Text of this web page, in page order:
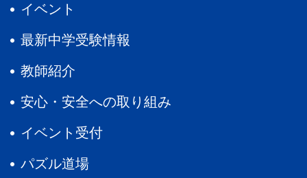
イベント
最新中学受験情報
教師紹介
安心・安全への取り組み
イベント受付
パズル道場